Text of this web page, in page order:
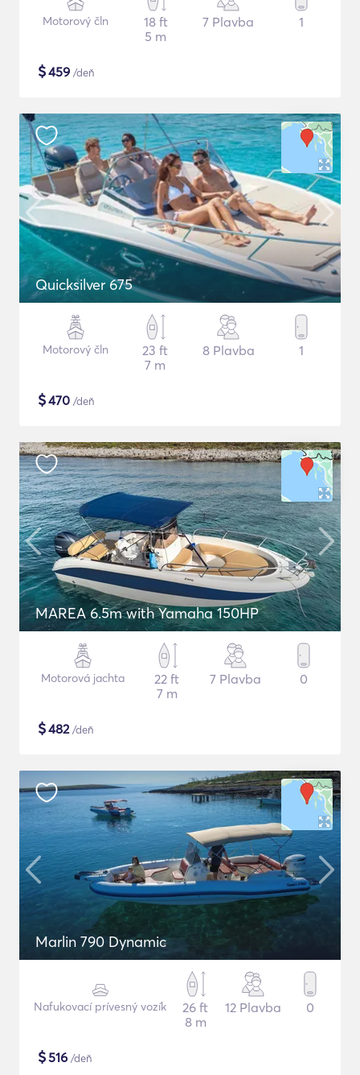
Motorový čln
18 ft
5 m
7 Plavba 1
$459 /deň
Quicksilver 675
Motorový čln
23 ft
7 m
8 Plavba 1
$470 /deň
MAREA 6.5m with Yamaha 150HP
Motorová jachta
22 ft
7 m
7 Plavba 0
$482/deň
Marlin 790 Dynamic
Nafukovací prívesný vozík
26 ft
8 m
12 Plavba 0
$516 /deň